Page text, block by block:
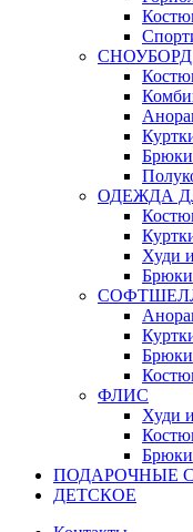
Брюки
ОДЕЖДА
Худи
Брюки
Брюки
ФЛИС
Худи
Брюки
ПОДАРОЧНЫЕ
ДЕТСКОЕ